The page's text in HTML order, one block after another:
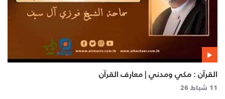
القرآن : مكي ومدني | معارف القرآن
11 شباط 26